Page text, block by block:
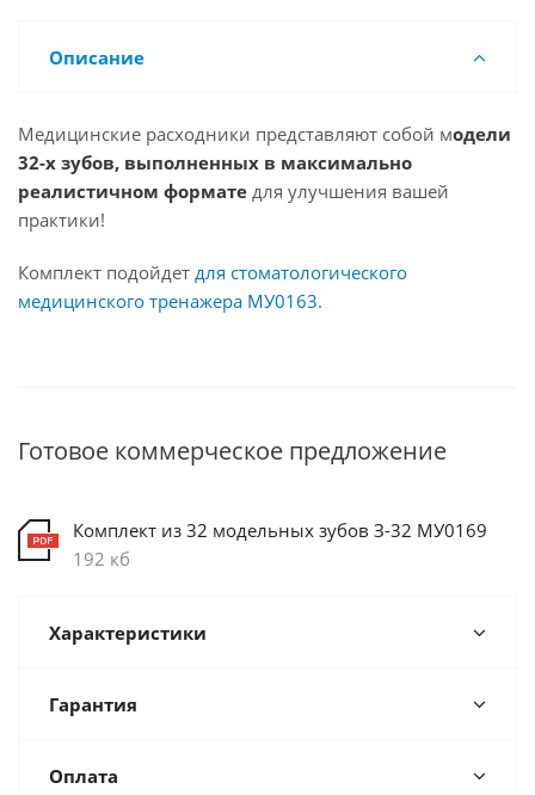
Описание
Медицинские расходники представляют собой модели
32-х зубов, выполненных в максимально
реалистичном формате для улучшения вашей
практики!
Комплект подойдет для стоматологического
медицинского тренажера МУ0163.
Готовое коммерческое предложение
Комплект из 32 модельных зубов З-32 МУ0169
192 кб
Характеристики
Гарантия
Оплата